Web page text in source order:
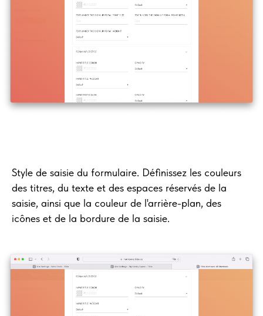
Style de saisie du formulaire. Définissez les couleurs
des titres, du texte et des espaces réservés de la
saisie, ainsi que la couleur de l'arrière-plan, des
icônes et de la bordure de la saisie.